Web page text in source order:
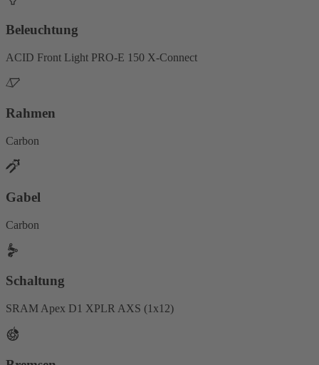
Beleuchtung
ACID Front Light PRO-E 150 X-Connect
Rahmen
Carbon
Gabel
Carbon
Schaltung
SRAM Apex D1 XPLR AXS (1x12)